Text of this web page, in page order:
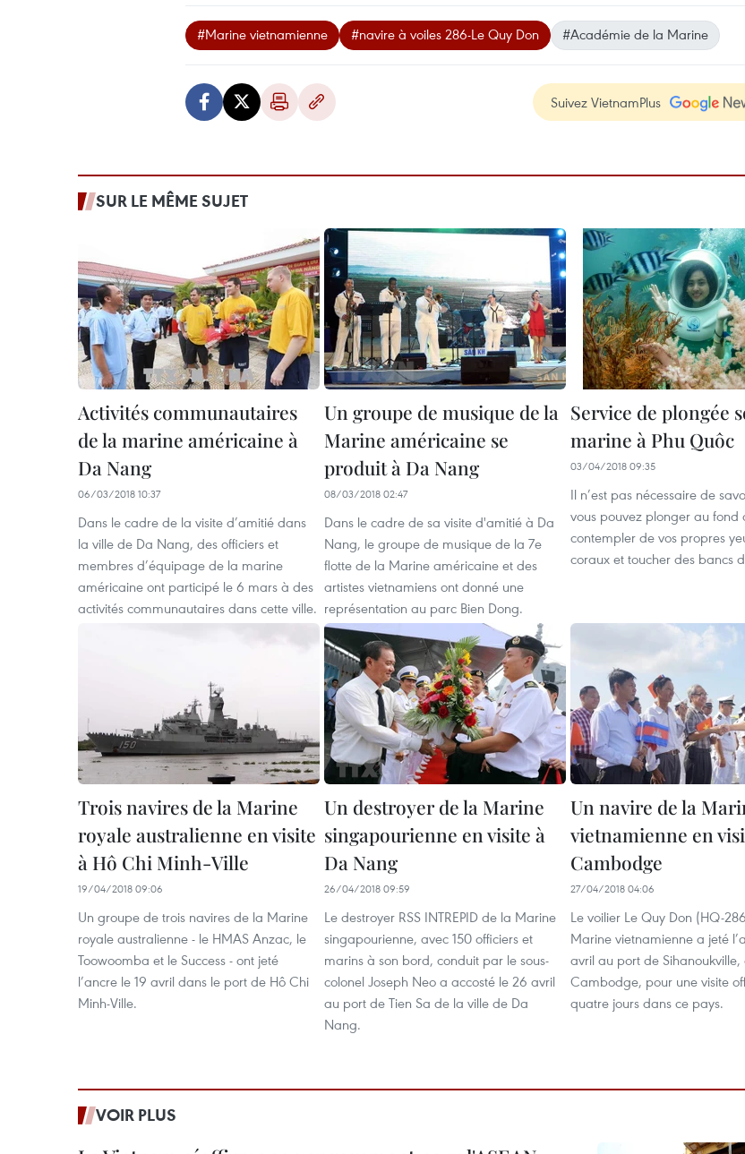
#Marine vietnamienne #navire à voiles 286-Le Quy Don #Académie de la Marine
Suivez VietnamPlus
SUR LE MÊME SUJET
Activités communautaires
de la marine américaine à
Da Nang
06/03/2018 10:37
Dans le cadre de la visite d’amitié dans
la ville de Da Nang, des officiers et
membres d’équipage de la marine
américaine ont participé le 6 mars à des
activités communautaires dans cette ville.
Un groupe de musique de la
Marine américaine se
produit à Da Nang
08/03/2018 02:47
Dans le cadre de sa visite d'amitié à Da
Nang, le groupe de musique de la 7e
flotte de la Marine américaine et des
artistes vietnamiens ont donné une
représentation au parc Bien Dong.
Service de plongée
marine à Phu Quôc
03/04/2018 09:35
Il n’est pas nécessaire de
vous pouvez plonger au fond
contempler de vos propres
coraux et toucher des bancs
Trois navires de la Marine
royale australienne en visite
à Hô Chi Minh-Ville
19/04/2018 09:06
Un groupe de trois navires de la Marine
royale australienne - le HMAS Anzac, le
Toowoomba et le Success - ont jeté
l’ancre le 19 avril dans le port de Hô Chi
Minh-Ville.
Un destroyer de la Marine
singapourienne en visite à
Da Nang
26/04/2018 09:59
Le destroyer RSS INTREPID de la Marine
singapourienne, avec 150 officiers et
marins à son bord, conduit par le sous-
colonel Joseph Neo a accosté le 26 avril
au port de Tien Sa de la ville de Da
Nang.
Un navire de la
vietnamienne en
Cambodge
27/04/2018 04:06
Le voilier Le Quy Don (HQ-
Marine vietnamienne a jeté
avril au port de Sihanoukville,
Cambodge, pour une visite
quatre jours dans ce pays.
VOIR PLUS